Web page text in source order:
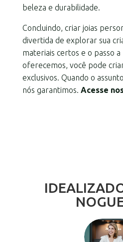
beleza e durabilidade.
Concluindo, criar joias
divertida de explorar sua
materiais certos e o passo
oferecemos, você pode
exclusivos. Quando o
nós garantimos. Acesse